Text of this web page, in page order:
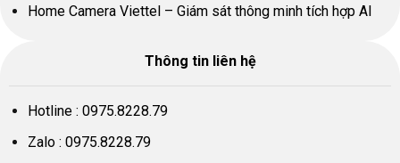
Home Camera Viettel – Giám sát thông minh tích hợp AI
Thông tin liên hệ
Hotline : 0975.8228.79
Zalo : 0975.8228.79